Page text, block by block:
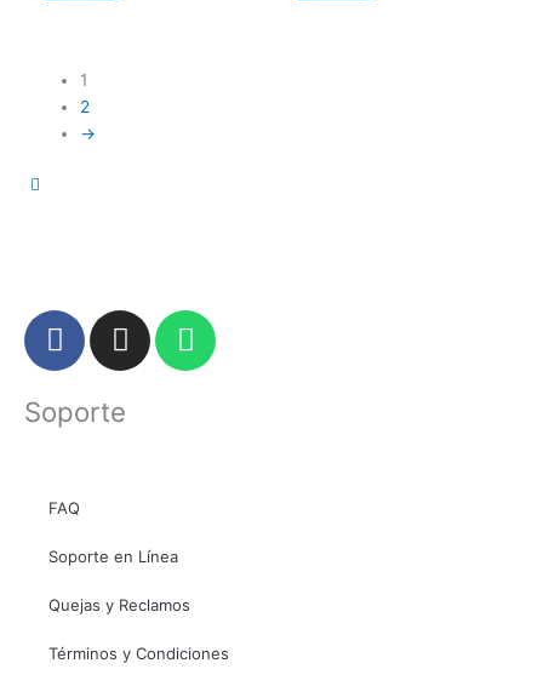
1
2
→
F
a
e
o
I
n
t
m
W
h
Soporte
FAQ
Soporte en Línea
Quejas y Reclamos
Términos y Condiciones